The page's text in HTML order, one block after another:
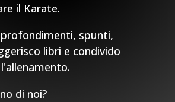
il Karate.
spunti,
libri e condivido
di noi?